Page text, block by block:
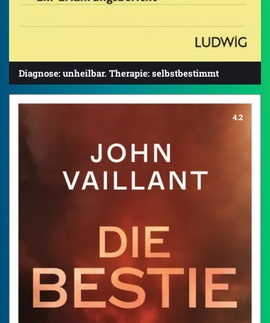
Diagnose: unheilbar. Therapie: selbstbestimmt
4.2